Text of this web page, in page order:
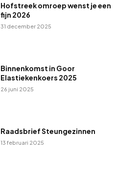
Hofstreek omroep wenst je een
fijn 2026
31 december 2025
Binnenkomst in Goor
Elastiekenkoers 2025
26 juni 2025
Raadsbrief Steungezinnen
13 februari 2025